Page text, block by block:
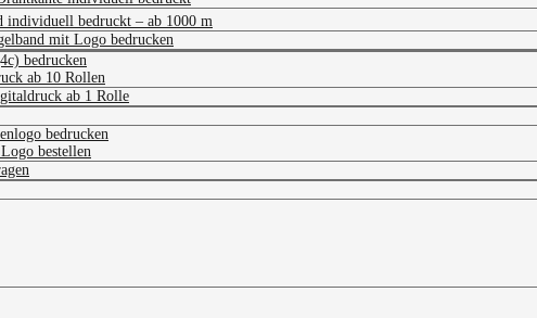
individuell bedruckt – ab 1000 m
mit Logo bedrucken
bedrucken
ab 10 Rollen
ab 1 Rolle
bedrucken
bestellen